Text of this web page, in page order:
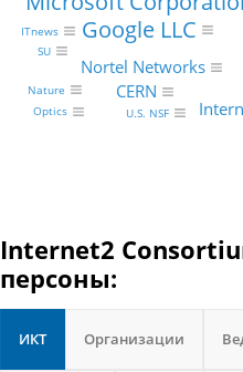
Google LLC
Nortel Networks
CERN
Nature
Optics
ITnews
SU
U.S. NSF
Internet2
персоны:
ИКТ Организации